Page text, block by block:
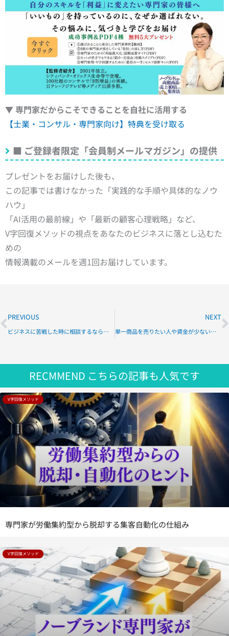
▼ 専門家だからこそできることを自社に活用する
【士業・コンサル・専門家向け】特典を受け取る
■ ご登録者限定「会員制メールマガジン」の提供
プレゼントをお届けした後も、
この記事では書けなかった「実践的な手順や具体的なノウ
ハウ」
「AI活用の最前線」や「最新の顧客心理戦略」など、
V字回復メソッドの視点をあなたのビジネスに落とし込むた
めの
情報満載のメールを週1回お届けしています。
PREVIOUS
ビジネスに苦戦した時に相談するならコンサルタントが一番良い理由
NEXT
単一商品を売りたい人や資金が少ない人にもお勧めの広告とチェック項目
RECMMEND こちらの記事も人気です
V字回復メソッド
専門家が労働集約型から脱却する集客自動化の仕組み
V字回復メソッド